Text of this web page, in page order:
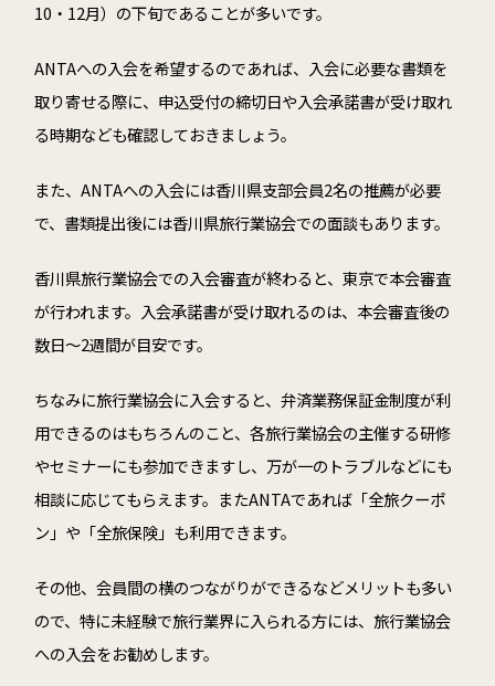
10 ・ 12月）の下旬であることが多いです。
ANTAへの入会を希望するのであれば、入会に必要な書類を
取り寄せる際に、申込受付の締切日や入会承諾書が受け取れ
る時期なども確認しておきましょう。
また、ANTAへの入会には香川県支部会員2名の推薦が必要
で、書類提出後には香川県旅行業協会での面談もあります。
香川県旅行業協会での入会審査が終わると、東京で本会審査
が行われます。入会承諾書が受け取れるのは、本会審査後の
数日～2週間が目安です。
ちなみに旅行業協会に入会すると、弁済業務保証金制度が利
用できるのはもちろんのこと、各旅行業協会の主催する研修
やセミナーにも参加できますし、万が一のトラブルなどにも
相談に応じてもらえます。またANTAであれば「全旅クーポ
ン」や「全旅保険」も利用できます。
その他、会員間の横のつながりができるなどメリットも多い
ので、特に未経験で旅行業界に入られる方には、旅行業協会
への入会をお勧めします。